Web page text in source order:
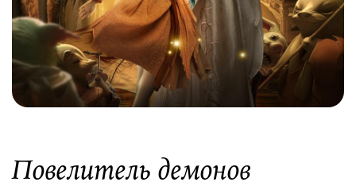
Повелитель демонов